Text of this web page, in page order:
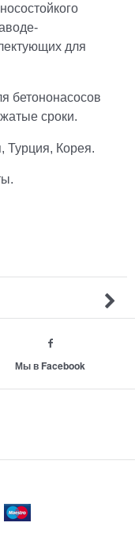
для
бетононасосов
сроки.
Турция, Корея.
Мы в Facebook